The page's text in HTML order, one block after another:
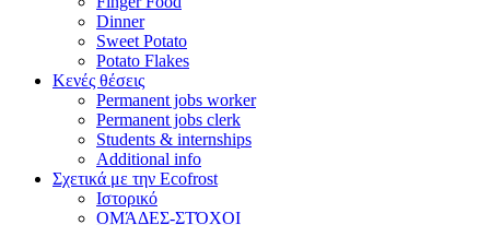
Dinner
Sweet Potato
Potato Flakes
Κενές θέσεις
Permanent jobs worker
Permanent jobs clerk
Students & internships
Additional info
Σχετικά με την Ecofrost
Ιστορικό
ΟΜΆΔΕΣ-ΣΤΌΧΟΙ